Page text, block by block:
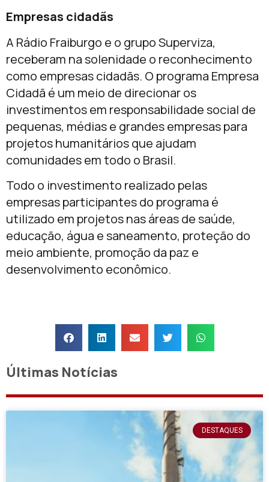
Empresas cidadãs
A Rádio Fraiburgo e o grupo Superviza,
receberam na solenidade o reconhecimento
como empresas cidadãs. O programa Empresa
Cidadã é um meio de direcionar os
investimentos em responsabilidade social de
pequenas, médias e grandes empresas para
projetos humanitários que ajudam
comunidades em todo o Brasil.
Todo o investimento realizado pelas
empresas participantes do programa é
utilizado em projetos nas áreas de saúde,
educação, água e saneamento, proteção do
meio ambiente, promoção da paz e
desenvolvimento econômico.
Últimas Notícias
DESTAQUES